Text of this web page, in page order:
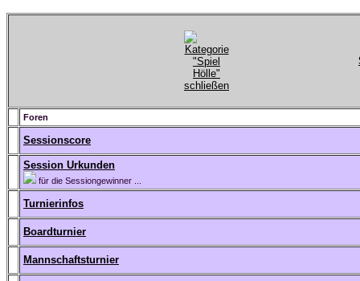
Foren
Sessionscore
Session Urkunden
für die Sessiongewinner ...
Turnierinfos
Boardturnier
Mannschaftsturnier